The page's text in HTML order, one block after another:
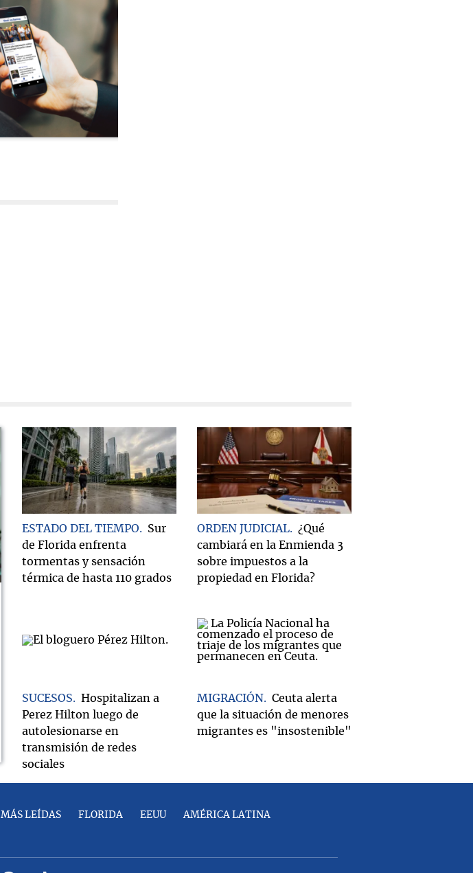
ESTADO DEL TIEMPO
Sur
de Florida enfrenta
tormentas y sensación
térmica de hasta 110 grados
ORDEN JUDICIAL
¿Qué
cambiará en la Enmienda 3
sobre impuestos a la
propiedad en Florida?
SUCESOS
Hospitalizan a
Perez Hilton luego de
autolesionarse en
transmisión de redes
sociales
MIGRACIÓN
Ceuta alerta
que la situación de menores
migrantes es "insostenible"
MÁS LEÍDAS FLORIDA EEUU AMÉRICA LATINA